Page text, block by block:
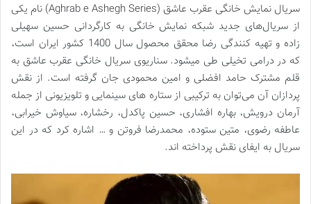
سریال نمایش خانگی عقرب عاشق (Aghrab e Ashegh Series) نام یکی
از سریال‌های جدید شبکه نمایش خانگی به کارگردانی حسین سهیلی
زاده و تهیه کنندگی رضا محقق محصول سال 1400 کشور ایران است،
که در درامی تخیلی طی میشود. سناریوی سریال خانگی عقرب عاشق به
قلم مشترک حامد افضلی و امین محمودی جان گرفته است. از نقش
پردازان آن می‌توان به ترکیبی از ستاره های سینمایی و تلویزیونی از جمله
آرمان درویش، بهاره افشاری، حسین پاکدل، رخشاره، سیاوش خیرابی،
عاطفه رضوی، متین ستوده، محمدرضا فروتن و … اشاره کرد که در این
سریال به ایفای نقش پرداخته‌ اند.